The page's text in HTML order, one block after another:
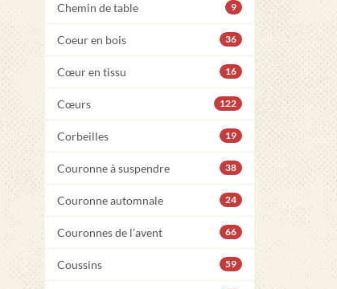
Chemin de table 9
Coeur en bois 36
Cœur en tissu 16
Cœurs 122
Corbeilles 19
Couronne à suspendre 38
Couronne automnale 24
Couronnes de l'avent 66
Coussins 59